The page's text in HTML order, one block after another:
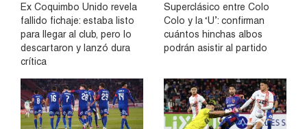
Ex Coquimbo Unido revela
fallido fichaje: estaba listo
para llegar al club, pero lo
descartaron y lanzó dura
crítica
Superclásico entre Colo
Colo y la ‘U’: confirman
cuántos hinchas albos
podrán asistir al partido